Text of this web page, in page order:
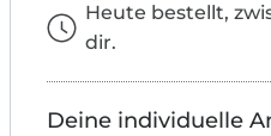
Heute bestellt,
dir.
Deine individuelle